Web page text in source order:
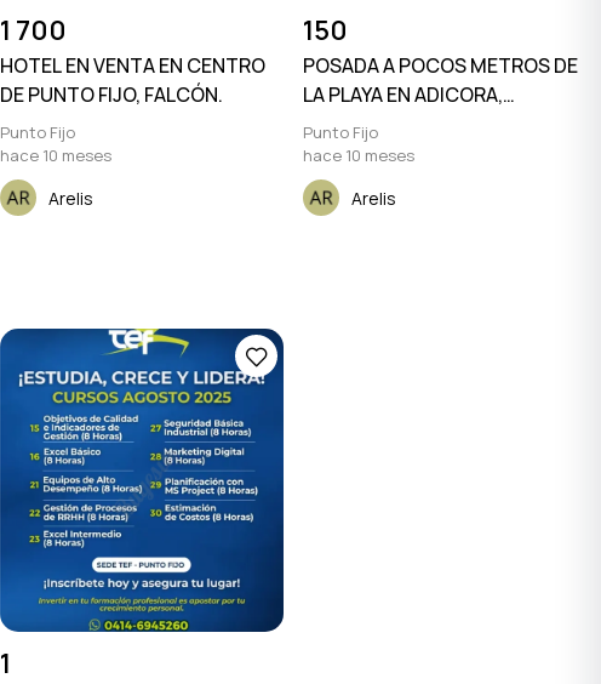
1 700
HOTEL EN VENTA EN CENTRO
DE PUNTO FIJO, FALCÓN.
Punto Fijo
hace 10 meses
Arelis
150
POSADA A POCOS METROS DE
LA PLAYA EN ADICORA,
PARAGUANA FALCÓN
Punto Fijo
hace 10 meses
Arelis
1